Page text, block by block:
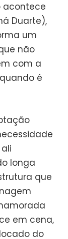
acontece
Duarte),
um
não
com a
é
longa
que
em cena,
do